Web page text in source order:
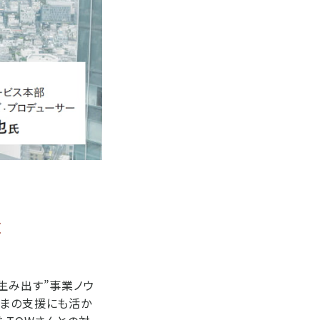
み出す”事業ノウ
の支援にも活か